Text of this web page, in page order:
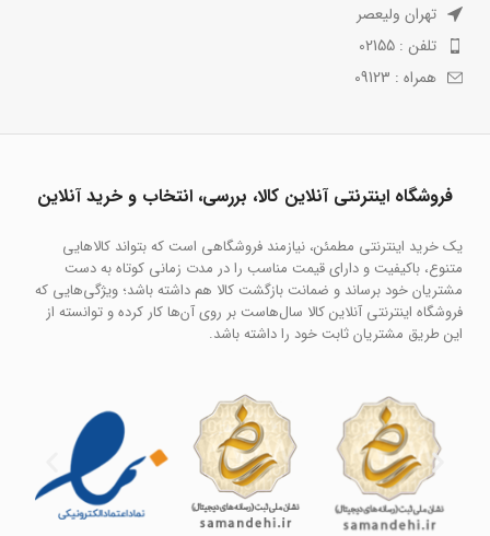
تهران ولیعصر
تلفن : 02155
همراه : 09123
فروشگاه اینترنتی آنلاین کالا، بررسی، انتخاب و خرید آنلاین
یک خرید اینترنتی مطمئن، نیازمند فروشگاهی است که بتواند کالاهایی
متنوع، باکیفیت و دارای قیمت مناسب را در مدت زمانی کوتاه به دست
مشتریان خود برساند و ضمانت بازگشت کالا هم داشته باشد؛ ویژگی‌هایی که
فروشگاه اینترنتی آنلاین کالا سال‌هاست بر روی آن‌ها کار کرده و توانسته از
این طریق مشتریان ثابت خود را داشته باشد.